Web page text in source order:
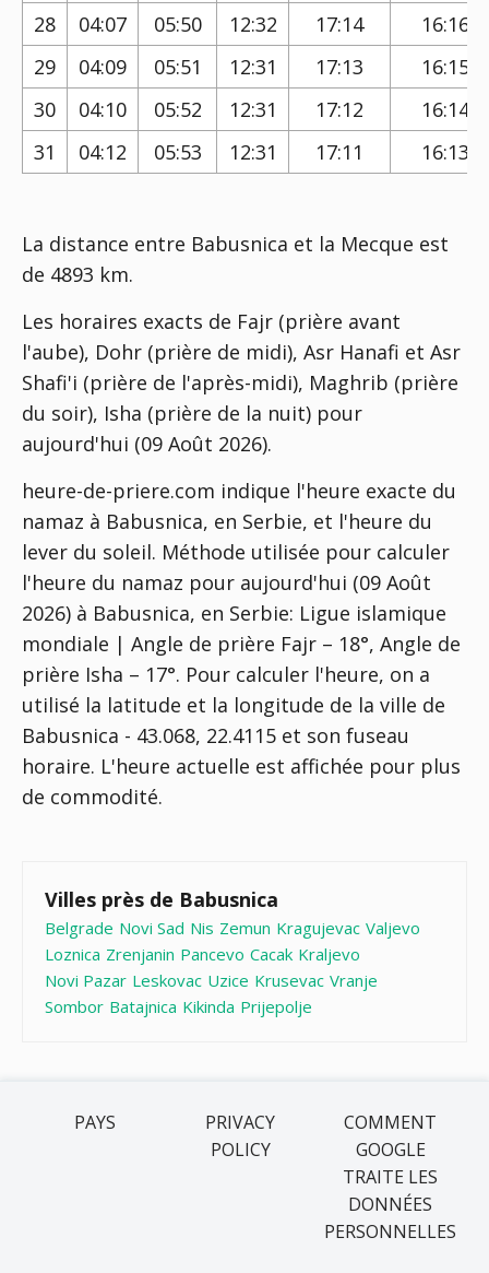
28
04:07 05:50 12:32 17:14
16:16
29
04:09 05:51 12:31 17:13
16:15
30
04:10 05:52 12:31 17:12
16:14
31
04:12 05:53 12:31 17:11 16:13
La distance entre Babusnica et la Mecque est
de 4893 km.
Les horaires exacts de Fajr (prière avant
l'aube), Dohr (prière de midi), Asr Hanafi et Asr
Shafi'i (prière de l'après-midi), Maghrib (prière
du soir), Isha (prière de la nuit) pour
aujourd'hui (09 Août 2026).
heure-de-priere.com indique l'heure exacte du
namaz à Babusnica, en Serbie, et l'heure du
lever du soleil. Méthode utilisée pour calculer
l'heure du namaz pour aujourd'hui (09 Août
2026) à Babusnica, en Serbie: Ligue islamique
mondiale | Angle de prière Fajr – 18°, Angle de
prière Isha – 17°. Pour calculer l'heure, on a
utilisé la latitude et la longitude de la ville de
Babusnica - 43.068, 22.4115 et son fuseau
horaire. L'heure actuelle est affichée pour plus
de commodité.
Villes près de Babusnica
Belgrade Novi Sad Nis Zemun Kragujevac Valjevo
Loznica Zrenjanin Pancevo Cacak Kraljevo
Novi Pazar Leskovac Uzice Krusevac Vranje
Sombor Batajnica Kikinda Prijepolje
PAYS
PRIVACY
POLICY
COMMENT
GOOGLE
TRAITE LES
DONNÉES
PERSONNELLES